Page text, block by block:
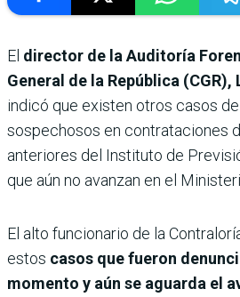
El director de la Auditoría
General de la República
indicó que existen otros casos
sospechosos en contrataciones
anteriores del Instituto de
que aún no avanzan en el
El alto funcionario de la
estos casos que fueron
momento y aún se aguarda el